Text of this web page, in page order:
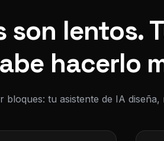
son lentos.
hacerlo
tu asistente de IA